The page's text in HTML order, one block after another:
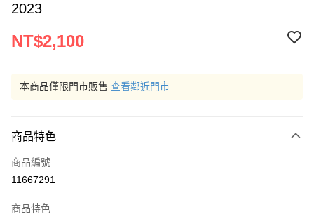
2023
NT$2,100
本商品僅限門市販售 查看鄰近門市
商品特色
商品編號
11667291
商品特色